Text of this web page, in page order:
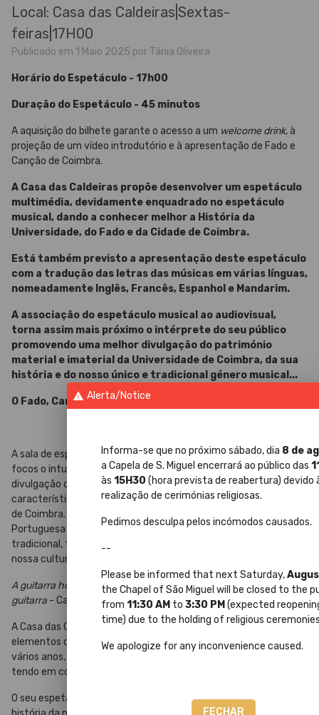
warning Alerta/Notice
Informa-se que no próximo sábado, dia 8 de
a Capela de S. Miguel encerrará ao público das
às15H30 (hora prevista de reabertura) devido
realização de cerimónias religiosas.
Pedimos desculpa pelos incómodos causados.
--
Please be informed that next Saturday,
the Chapel of São Miguel will be closed to the
from11:30 AM to3:30 PM (expected
time) due to the holding of religious
We apologize for any inconvenience caused.
FECHAR
Local: Casa das Caldeiras|Sextas-
feiras|17H00
Publicado em 1 Maio 2025 por Tânia Oliveira
Horário do Espetáculo - 17h00
Duração do Espetáculo - 45 minutos
A aquisição do bilhete garante o acesso a um welcome drink, à
projeção de um vídeo introdutório e à apresentação de Fado e
Canção de Coimbra.
A Casa das Caldeiras propõe desenvolver um espetáculo
multimédia, devidamente enquadrado no espetáculo
musical, dando a conhecer melhor a História da
Universidade, do Fado e da Cidade de Coimbra.
Está também previsto a apresentação deste espetáculo
com a tradução das letras das músicas em várias línguas,
nomeadamente Inglês, Francês, Espanhol e Mandarim.
A associação do espetáculo musical ao audiovisual,
torna assim mais próximo o intérprete do seu público
promovendo uma melhor divulgação do património
material e imaterial da Universidade de Coimbra, da sua
história e do nosso único e tradicional género musical...
O Fado, Canção e Guitarra de Coimbra
A sala de espectáculo "Casa das Caldeiras", tem num dos seus
focos o intuito de contribuir para uma melhor compreensão e
divulgação de um dos géneros musicais mais autênticos e
característicos da nossa região, do nosso Portugal – A Canção
de Coimbra. Com uma sonoridade própria e única, a guitarra
Portuguesa associada ao canto, na sua essência mais
tradicional, faz deste género musical, o expoente máximo da
nossa cultura, um despertar de sensações e emoções.
A guitarra hoje que eu toco, fala da vida... Ter gente dentro da
guitarra - Carlos Paredes
A Casa das Caldeiras conta com a colaboração de vários
elementos que desenvolveram e contribuíram, ao longo de
vários anos, para uma melhor representação artística e musical,
tendo em conta as raízes da "Canção de Coimbra".
O seu espetáculo faz uma viagem no tempo, contando a